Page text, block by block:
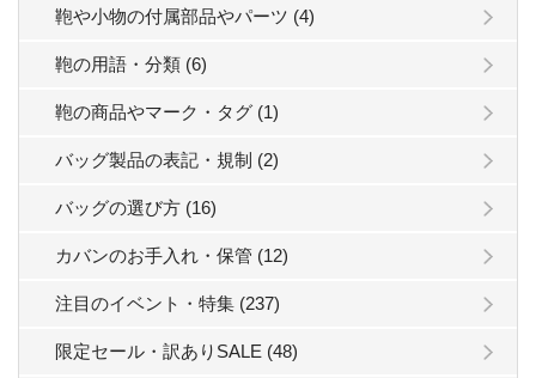
鞄や小物の付属部品やパーツ (4)
鞄の用語・分類 (6)
鞄の商品やマーク・タグ (1)
バッグ製品の表記・規制 (2)
バッグの選び方 (16)
カバンのお手入れ・保管 (12)
注目のイベント・特集 (237)
限定セール・訳ありSALE (48)